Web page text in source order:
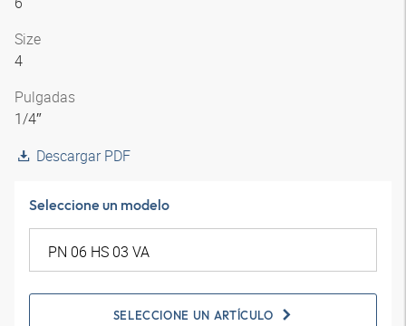
Size
4
Pulgadas
1/4″
Descargar PDF
Seleccione un modelo
SELECCIONE UN ARTÍCULO